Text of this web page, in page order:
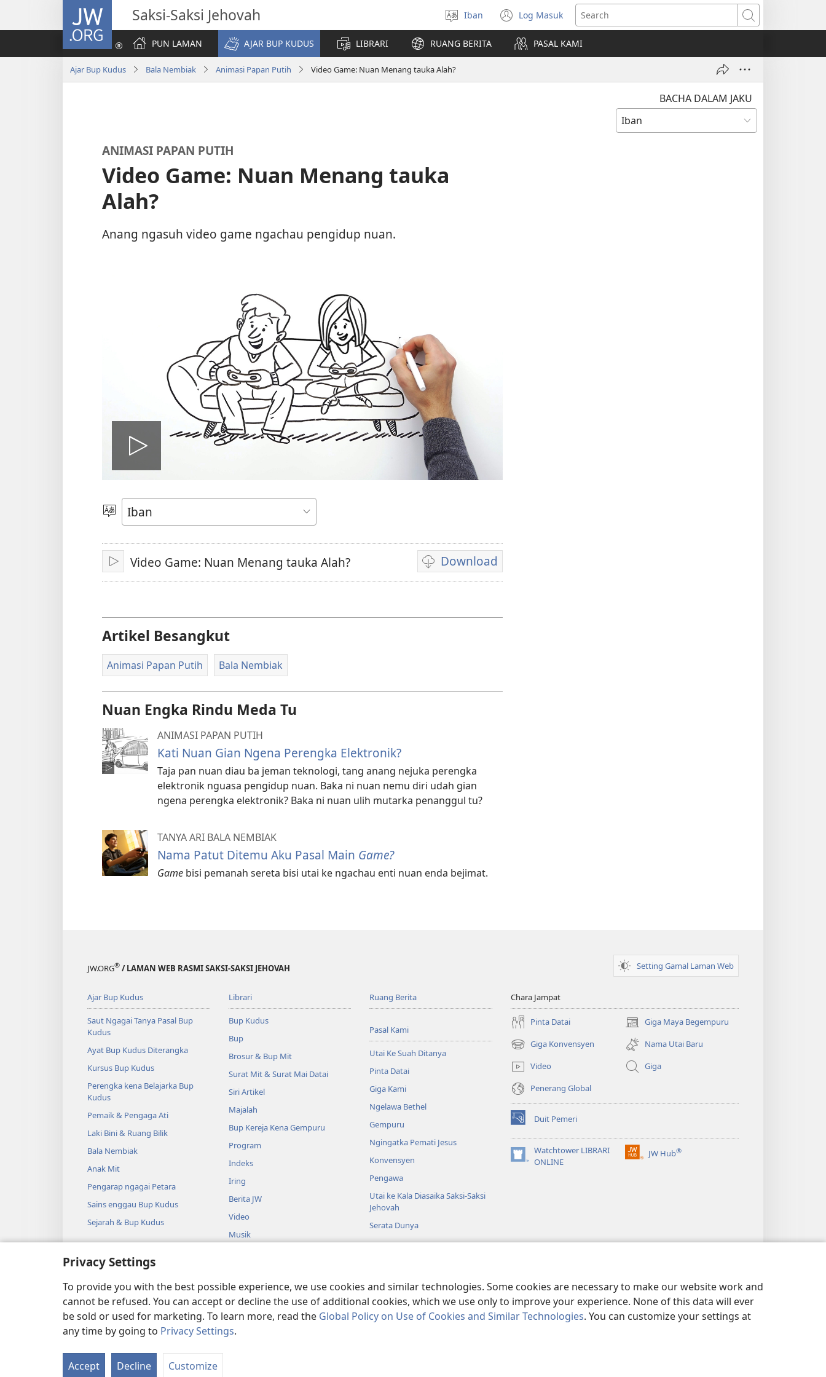
Privacy Settings
To provide you with the best possible experience, we use cookies and similar technologies. Some cookies are necessary to make our website work and
cannot be refused. You can accept or decline the use of additional cookies, which we use only to improve your experience. None of this data will ever
be sold or used for marketing. To learn more, read the Global Policy on Use of Cookies and Similar Technologies. You can customize your settings at
any time by going to Privacy Settings.
Accept Decline Customize
JW.ORG Saksi-Saksi Jehovah
Pilih
bansa
jaku
Iban Log Masuk
(opens
new
window)
Search
PUN LAMAN
AJAR BUP KUDUS LIBRARI RUANG BERITA PASAL KAMI
Ajar Bup Kudus Bala Nembiak Animasi Papan Putih Video Game: Nuan Menang tauka Alah?
BACHA DALAM JAKU
ANIMASI PAPAN PUTIH
Video Game: Nuan Menang tauka
Alah?
Anang ngasuh video game ngachau pengidup nuan.
Play
video
Pilih
Jaku
Pasang
Video Game: Nuan Menang tauka Alah? Download
Pilih
chara
video
Artikel Besangkut
Animasi Papan Putih Bala Nembiak
Nuan Engka Rindu Meda Tu
ANIMASI PAPAN PUTIH
Kati Nuan Gian Ngena Perengka Elektronik?
Taja pan nuan diau ba jeman teknologi, tang anang nejuka perengka
elektronik nguasa pengidup nuan. Baka ni nuan nemu diri udah gian
ngena perengka elektronik? Baka ni nuan ulih mutarka penanggul tu?
TANYA ARI BALA NEMBIAK
Nama Patut Ditemu Aku Pasal Main Game?
Game bisi pemanah sereta bisi utai ke ngachau enti nuan enda bejimat.
JW.ORG® / LAMAN WEB RASMI SAKSI-SAKSI JEHOVAH Setting Gamal Laman Web
Ajar Bup Kudus
Saut Ngagai Tanya Pasal Bup
Kudus
Ayat Bup Kudus Diterangka
Kursus Bup Kudus
Perengka kena Belajarka Bup
Kudus
Pemaik & Pengaga Ati
Laki Bini & Ruang Bilik
Bala Nembiak
Anak Mit
Pengarap ngagai Petara
Sains enggau Bup Kudus
Sejarah & Bup Kudus
Librari
Bup Kudus
Bup
Brosur & Bup Mit
Surat Mit & Surat Mai Datai
Siri Artikel
Majalah
Bup Kereja Kena Gempuru
Program
Indeks
Iring
Berita JW
Video
Musik
Dramatik
Ruang Berita
Pasal Kami
Utai Ke Suah Ditanya
Pinta Datai
Giga Kami
Ngelawa Bethel
Gempuru
Ngingatka Pemati Jesus
Konvensyen
Pengawa
Utai ke Kala Diasaika Saksi-Saksi
Jehovah
Serata Dunya
Chara Jampat
Pinta Datai Giga Maya Begempuru
(opens
new
window)
Giga Konvensyen
(opens
new
window)
Nama Utai Baru
Video
Giga
Penerang Global
Duit Pemeri
(opens
new
window)Watchtower LIBRARI
ONLINE
(opens
JW Hub®
(opens
Copyright© 2026 Watch Tower Bible and Tract Society of Pennsylvania.